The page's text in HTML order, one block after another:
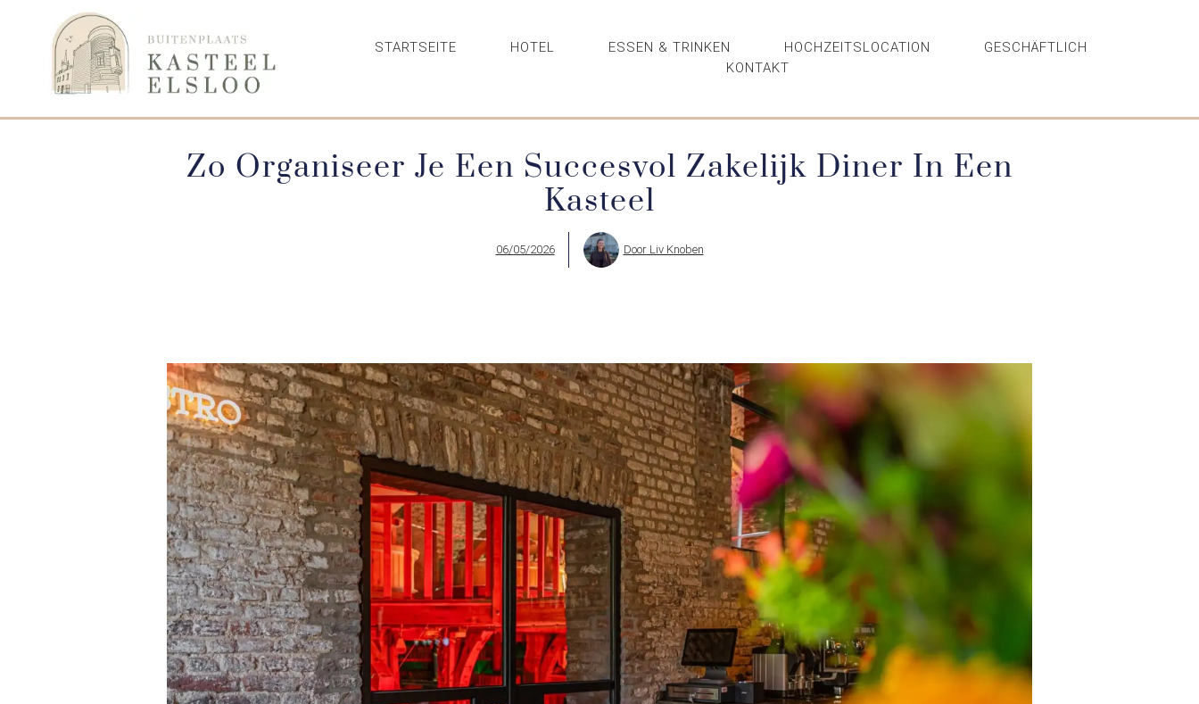
STARTSEITE HOTEL ESSEN & TRINKEN HOCHZEITSLOCATION
GESCHÄFTLICH
KONTAKT
Zo Organiseer Je Een Succesvol Zakelijk Diner In Een
Kasteel
06/05/2026 DoorLiv Knoben